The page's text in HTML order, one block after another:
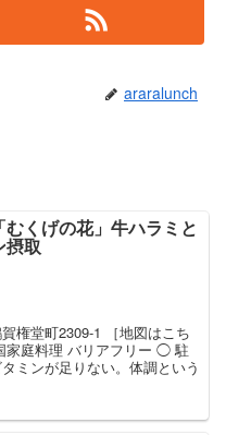
araralunch
むくげの花」牛ハラミと
摂取
権堂町2309-1 ［地図はこち
家庭料理 バリアフリー ◯ 駐
ミンが足りない。体調という